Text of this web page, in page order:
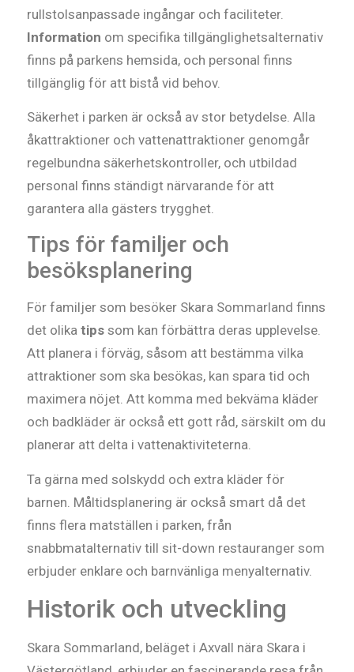
rullstolsanpassade ingångar och faciliteter.
Information om specifika tillgänglighetsalternativ
finns på parkens hemsida, och personal finns
tillgänglig för att bistå vid behov.
Säkerhet i parken är också av stor betydelse. Alla
åkattraktioner och vattenattraktioner genomgår
regelbundna säkerhetskontroller, och utbildad
personal finns ständigt närvarande för att
garantera alla gästers trygghet.
Tips för familjer och
besöksplanering
För familjer som besöker Skara Sommarland finns
det olika tips som kan förbättra deras upplevelse.
Att planera i förväg, såsom att bestämma vilka
attraktioner som ska besökas, kan spara tid och
maximera nöjet. Att komma med bekväma kläder
och badkläder är också ett gott råd, särskilt om du
planerar att delta i vattenaktiviteterna.
Ta gärna med solskydd och extra kläder för
barnen. Måltidsplanering är också smart då det
finns flera matställen i parken, från
snabbmatalternativ till sit-down restauranger som
erbjuder enklare och barnvänliga menyalternativ.
Historik och utveckling
Skara Sommarland, beläget i Axvall nära Skara i